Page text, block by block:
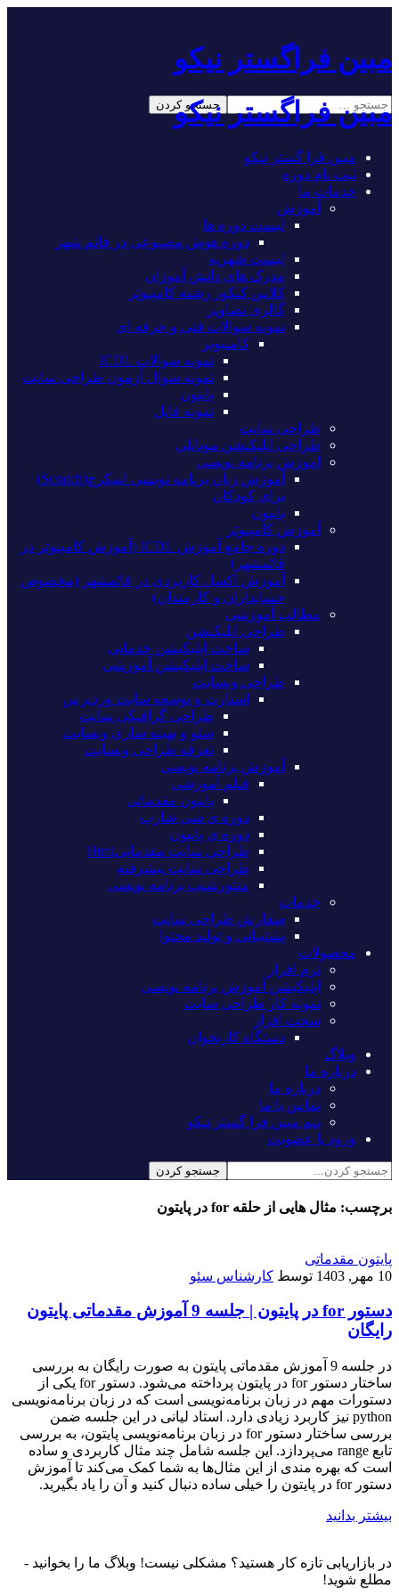
مبین فراگستر نیکو
مبین فراگستر نیکو
مبین فرا گستر نیکو
ثبت نام دوره
خدمات ما
آموزش
لیست دوره ها
دوره هوش مصنوعی در قائم شهر
لیست شهریه
مدرک های دانش آموزان
کلاس کنکور رشته کامپیوتر
گالری تصاویر
نمونه سوالات فنی و حرفه ای
کامپیوتر
نمونه سوالات ICDL
نمونه سوال آزمون طراحی سایت
پایتون
نمونه فایل
طراحی سایت
طراحی اپلیکیشن موبایلی
اموزش برنامه نویسی
آموزش زبان برنامه نویسی اسکرچ(Scratch)
برای کودکان
پایتون
آموزش کامپیوتر
دوره جامع آموزش ICDL (آموزش کامپیوتر در
قائمشهر)
آموزش اکسل کاربردی در قائمشهر (مخصوص
حسابداران و کارمندان)
مطالب آموزشی
طراحی اپلیکیشن
ساخت اپلیکیشن خدماتی
ساخت اپلیکیشن آموزشی
طراحی وبسایت
استارت و توسعه سایت وردپرس
طراحی گرافیکی سایت
سئو و بهینه سازی وبسایت
تعرفه طراحی وبسایت
آموزش برنامه نویسی
فیلم آموزشی
پایتون مقدماتی
دوره ی سی شارپ
دوره ی پایتون
طراحی سایت مقدماتیHtml
طراحی سایت پیشرفته
منتورشیپ برنامه نویسی
خدمات
سفارش طراحی سایت
پشتیبانی و تولید محتوا
محصولات
نرم افزار
اپلیکیشن آموزش برنامه نویسی
نمونه کار طراحی سایت
سخت افزار
دستگاه کارتخوان
وبلاگ
درباره ما
درباره ما
تماس با ما
تیم مبین فرا گستر نیکو
ورود یا عضویت
برچسب: مثال هایی از حلقه for در پایتون
پایتون مقدماتی
10 مهر, 1403
توسط کارشناس سئو
دستور for در پایتون | جلسه 9 آموزش مقدماتی پایتون
رایگان
در جلسه 9 آموزش مقدماتی پایتون به صورت رایگان به بررسی
ساختار دستور for در پایتون پرداخته می‌شود. دستور for یکی از
دستورات مهم در زبان برنامه‌نویسی است که در زبان برنامه‌نویسی
python نیز کاربرد زیادی دارد. استاد لیانی در این جلسه ضمن
بررسی ساختار دستور for در زبان برنامه‌نویسی پایتون، به بررسی
تابع range می‌پردازد. این جلسه شامل چند مثال کاربردی و ساده
است که بهره مندی از این مثال‌ها به شما کمک می‌کند تا آموزش
دستور for در پایتون را خیلی ساده دنبال کنید و آن را یاد بگیرید.
بیشتر بدانید
در بازاریابی تازه کار هستید؟ مشکلی نیست! وبلاگ ما را بخوانید -
مطلع شوید!